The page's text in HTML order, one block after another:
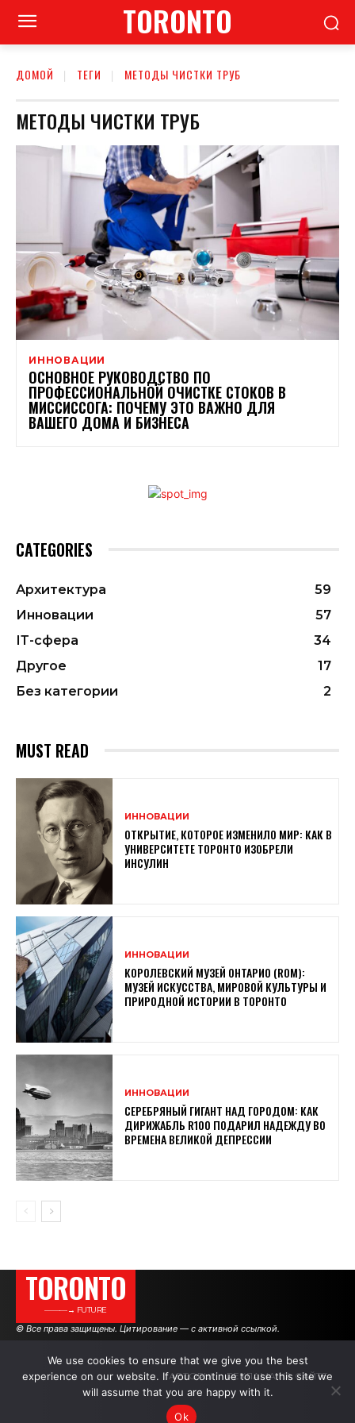
TORONTO
ДОМОЙ ТЕГИ МЕТОДЫ ЧИСТКИ ТРУБ
МЕТОДЫ ЧИСТКИ ТРУБ
ИННОВАЦИИ
ОСНОВНОЕ РУКОВОДСТВО ПО
ПРОФЕССИОНАЛЬНОЙ ОЧИСТКЕ СТОКОВ В
МИССИССОГА: ПОЧЕМУ ЭТО ВАЖНО ДЛЯ
ВАШЕГО ДОМА И БИЗНЕСА
CATEGORIES
Архитектура
59
Инновации
57
ІТ-сфера
34
Другое
17
Без категории
2
MUST READ
ИННОВАЦИИ
ОТКРЫТИЕ, КОТОРОЕ ИЗМЕНИЛО МИР: КАК В
УНИВЕРСИТЕТЕ ТОРОНТО ИЗОБРЕЛИ
ИНСУЛИН
ИННОВАЦИИ
КОРОЛЕВСКИЙ МУЗЕЙ ОНТАРИО (ROM):
МУЗЕЙ ИСКУССТВА, МИРОВОЙ КУЛЬТУРЫ И
ПРИРОДНОЙ ИСТОРИИ В ТОРОНТО
ИННОВАЦИИ
СЕРЕБРЯНЫЙ ГИГАНТ НАД ГОРОДОМ: КАК
ДИРИЖАБЛЬ R100 ПОДАРИЛ НАДЕЖДУ ВО
ВРЕМЕНА ВЕЛИКОЙ ДЕПРЕССИИ
TORONTO
———→ FUTURE
© Все права защищены. Цитирование — с активной ссылкой.
АВТОРЫ РЕКЛАМА НА САЙТЕ
We use cookies to ensure that we give you the best
experience on our website. If you continue to use this site we
will assume that you are happy with it.
Ok